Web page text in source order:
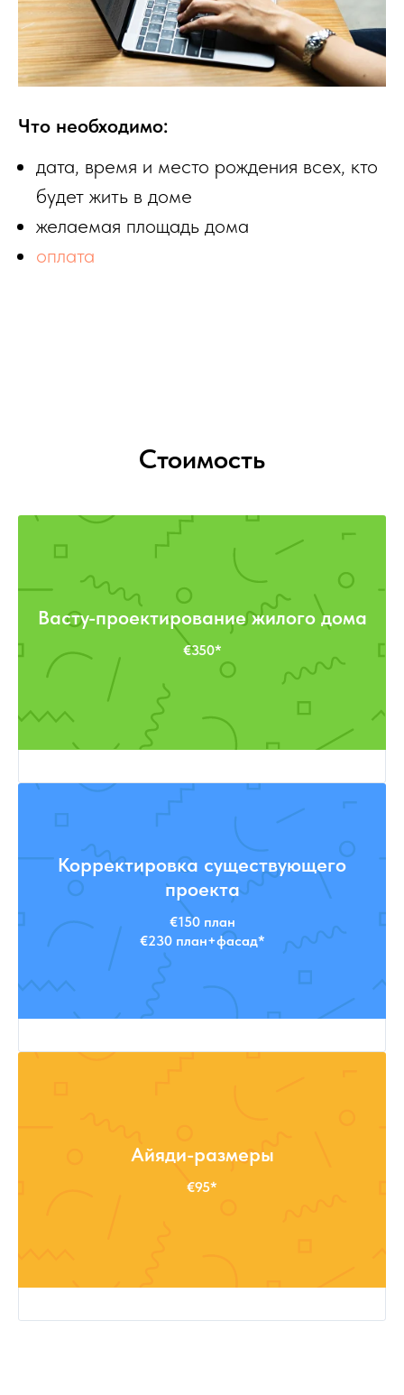
Что необходимо:
дата, время и место рождения всех, кто
будет жить в доме
желаемая площадь дома
оплата
Стоимость
Васту-проектирование жилого дома
€350*
Корректировка существующего
проекта
€150 план
€230 план+фасад*
Айяди-размеры
€95*